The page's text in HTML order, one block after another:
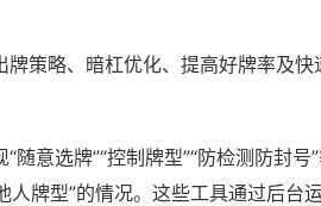
策略、暗杠优化、提高好牌率及快
意选牌”“控制牌型”“防检测防封号
人牌型”的情况。这些工具通过后台